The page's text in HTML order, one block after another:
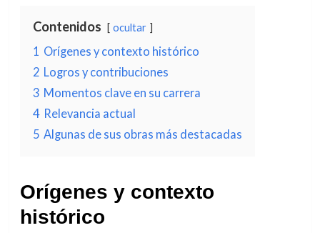
Contenidos ocultar
1 Orígenes y contexto histórico
2 Logros y contribuciones
3 Momentos clave en su carrera
4 Relevancia actual
5 Algunas de sus obras más destacadas
Orígenes y contexto
histórico